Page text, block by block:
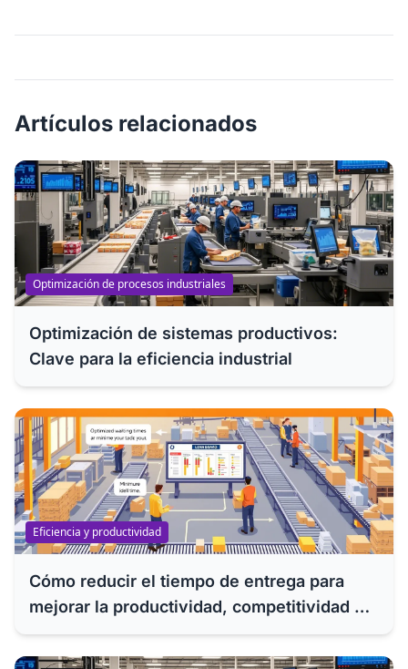
Artículos relacionados
Optimización de procesos industriales
Optimización de sistemas productivos:
Clave para la eficiencia industrial
Eficiencia y productividad
Cómo reducir el tiempo de entrega para
mejorar la productividad, competitividad y
eficiencia de su empresa